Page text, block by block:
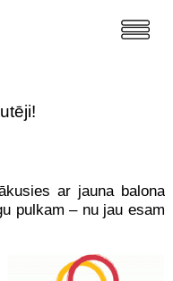
ar jauna balona
pulkam – nu jau esam